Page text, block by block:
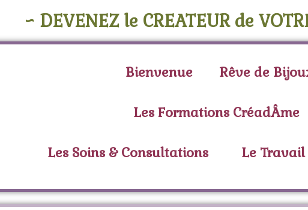
~ DEVENEZ le CREATEUR de
Bienvenue Rêve de
Les Formations CréadÂme
Les Soins & Consultations Le Travail